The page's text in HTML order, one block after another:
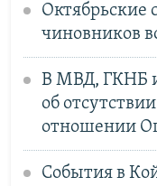
Октябрьские
чиновников
В МВД, ГКНБ и
об
отношении
События в